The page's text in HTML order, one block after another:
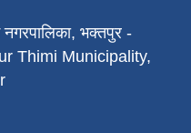
नगरपालिका, भक्तपुर -
Thimi Municipality,